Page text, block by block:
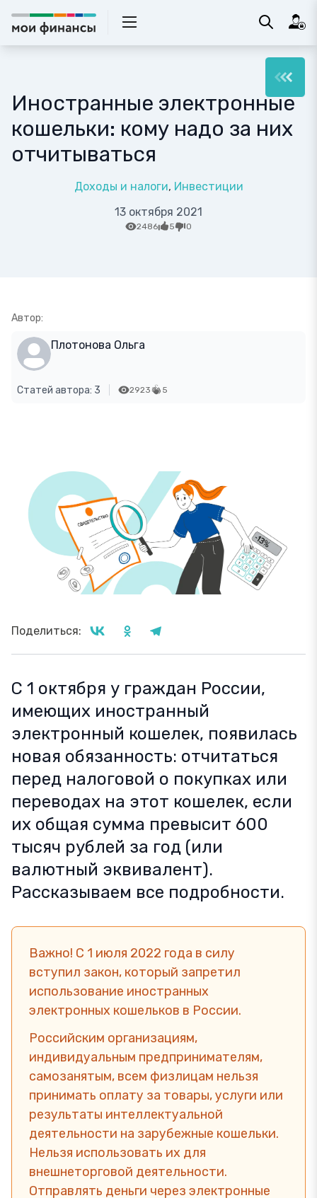
Иностранные электронные
кошельки: кому надо за них
отчитываться
Доходы и налоги Инвестиции
13 октября 2021
2486 5 0
Автор:
Плотонова Ольга
Статей автора: 3 2923 5
Поделиться:
С 1 октября у граждан России,
имеющих иностранный
электронный кошелек, появилась
новая обязанность: отчитаться
перед налоговой о покупках или
переводах на этот кошелек, если
их общая сумма превысит 600
тысяч рублей за год (или
валютный эквивалент).
Рассказываем все подробности.
Важно! С 1 июля 2022 года в силу
вступил закон, который запретил
использование иностранных
электронных кошельков в России.
Российским организациям,
индивидуальным предпринимателям,
самозанятым, всем физлицам нельзя
принимать оплату за товары, услуги или
результаты интеллектуальной
деятельности на зарубежные кошельки.
Нельзя использовать их для
внешнеторговой деятельности.
Отправлять деньги через электронные